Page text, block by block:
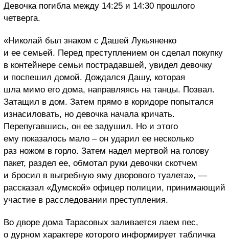
Девочка погибла между 14:25 и 14:30 прошлого
четверга.
«Николай был знаком с Дашей Лукьяненко
и ее семьей. Перед преступлением он сделал покупку
в контейнере семьи пострадавшей, увидел девочку
и поспешил домой. Дождался Дашу, которая
шла мимо его дома, направляясь на танцы. Позвал.
Затащил в дом. Затем прямо в коридоре попытался
изнасиловать, но девочка начала кричать.
Перепугавшись, он ее задушил. Но и этого
ему показалось мало – он ударил ее несколько
раз ножом в горло. Затем надел мертвой на голову
пакет, раздел ее, обмотал руки девочки скотчем
и бросил в выгребную яму дворового туалета», —
рассказал «Думской» офицер полиции, принимающий
участие в расследовании преступления.
Во дворе дома Тарасовых заливается лаем пес,
о дурном характере которого информирует табличка